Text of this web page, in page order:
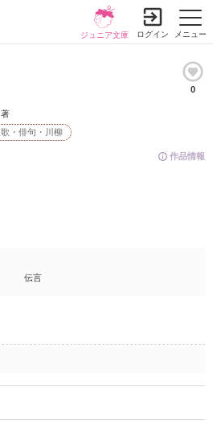
メニュー
ジュニア文庫 ログイン
0
作品情報
・俳句・川柳
著
伝言